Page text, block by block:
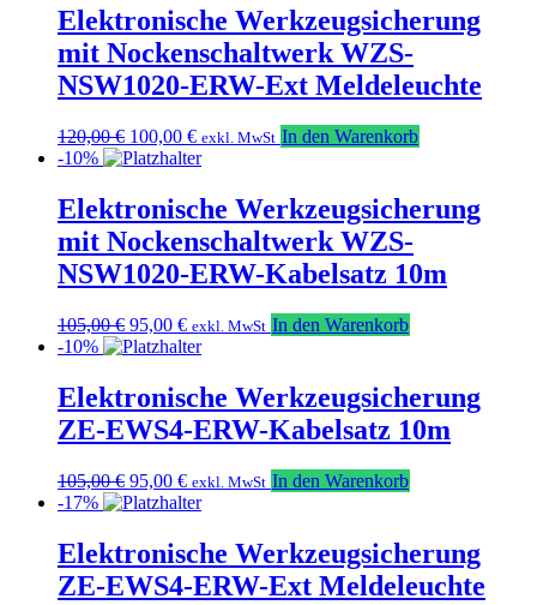
235,00 €220,00 €.
Elektronische Werkzeugsicherung
mit Nockenschaltwerk WZS-
NSW1020-ERW-Ext Meldeleuchte
120,00€ Ursprünglicher
Preis
120,00 €
100,00 €Aktueller
Preis
100,00 €.
exkl. MwSt In den Warenkorb
-10%
Elektronische Werkzeugsicherung
mit Nockenschaltwerk WZS-
NSW1020-ERW-Kabelsatz 10m
105,00€ Ursprünglicher
Preis
105,00 €
95,00 €Aktueller
Preis
95,00 €.
exkl. MwSt In den Warenkorb
-10%
Elektronische Werkzeugsicherung
ZE-EWS4-ERW-Kabelsatz 10m
105,00€ Ursprünglicher
Preis
105,00 €
95,00 €Aktueller
Preis
95,00 €.
exkl. MwSt In den Warenkorb
-17%
Elektronische Werkzeugsicherung
ZE-EWS4-ERW-Ext Meldeleuchte